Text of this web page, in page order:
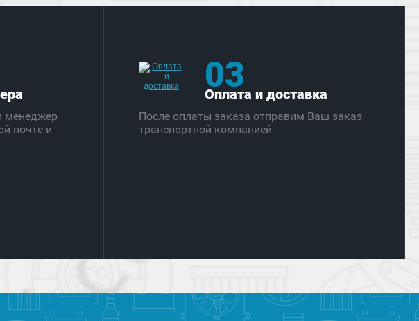
менеджер
почте и
03
Оплата и доставка
После оплаты заказа отправим Ваш заказ
транспортной компанией